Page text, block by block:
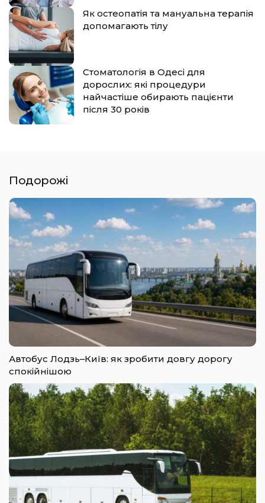
Як остеопатія та мануальна терапія
допомагають тілу
Стоматологія в Одесі для
дорослих: які процедури
найчастіше обирають пацієнти
після 30 років
Подорожі
Автобус Лодзь–Київ: як зробити довгу дорогу
спокійнішою